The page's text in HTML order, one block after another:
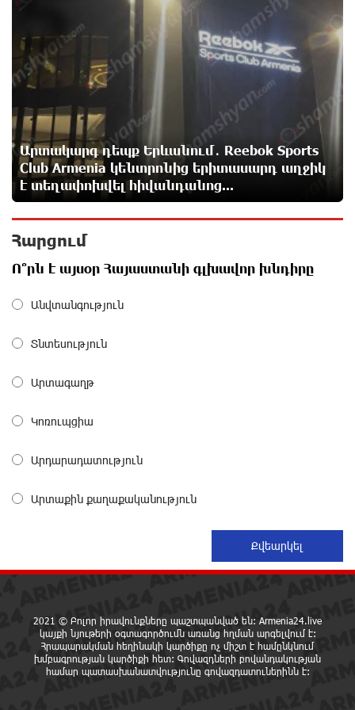
«Աբովյան Time» պոդկաստի հեղինակ Արման
Աբովյանի հետ զրուցել ենք 9-րդ գումարման
Ազգային ժողովի առաջին նիստերի և
սպասելիքների/չսպասելիքների մասին. Աննա Կոստանյան
9 ժամ առաջ
Սիրո, ազատության ու պարտքի մասին՝
գրականությամբ, փիլիսոփայությամբ ու
քաղաքականությամբ. Մենուա Սողոմոնյան
Հանձնվել թուրքական ողորմածությա՞նը, թե՞
Ավետիք Չալաբյանի ուղերձը կալանավայրից
Ազգային ժողովը լեգիտիմ չէ, քանի որ
իշխանությունը կեղծել է ընտրությունները. Ցոլակ
Մեր երկրում իշխանության և ընդդիմության
քաղաքացին. Աննա Կոստանյան
10 ժամ առաջ
աշխատանքները, ապա կբացահայտենք
մեծագույն խախտումներ. Հրայր Կամենդատյան
10 ժամ առաջ
Արտակարգ դեպք Երևանում․ Reebok Sports
Club Armenia կենտրոնից երիտասարդ աղջիկ
է տեղափոխվել հիվանդանոց...
Հարցում
Ո՞րն է այսօր Հայաստանի գլխավոր խնդիրը
Անվտանգություն
Տնտեսություն
Արտագաղթ
Կոռուպցիա
Արդարադատություն
Արտաքին քաղաքականություն
2021 © Բոլոր իրավունքները պաշտպանված են: Armenia24.live
կայքի նյութերի օգտագործումն առանց հղման արգելվում է:
Հրապարակման հեղինակի կարծիքը ոչ միշտ է համընկնում
խմբագրության կարծիքի հետ: Գովազդների բովանդակության
համար պատասխանատվությունը գովազդատուներինն է: